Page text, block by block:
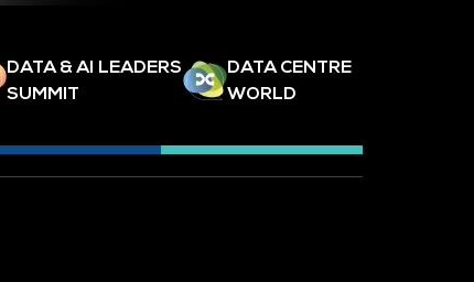
DATA & AI LEADERS
SUMMIT
DATA CENTRE
WORLD